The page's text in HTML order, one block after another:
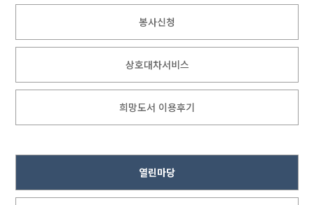
봉사신청
상호대차서비스
희망도서 이용후기
열린마당